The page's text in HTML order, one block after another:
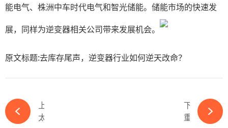
能电气、株洲中车时代电气和智光储能。储能市场的快速发
展，同样为逆变器相关公司带来发展机会。
原文标题:去库存尾声，逆变器行业如何逆天改命？
下一篇
重磅！两大千亿能源国企酝酿重组-ky体育APP官网下载